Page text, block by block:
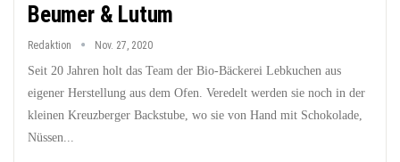
Beumer & Lutum
Redaktion Nov. 27, 2020
Seit 20 Jahren holt das Team der Bio-Bäckerei Lebkuchen aus
eigener Herstellung aus dem Ofen. Veredelt werden sie noch in der
kleinen Kreuzberger Backstube, wo sie von Hand mit Schokolade,
Nüssen...